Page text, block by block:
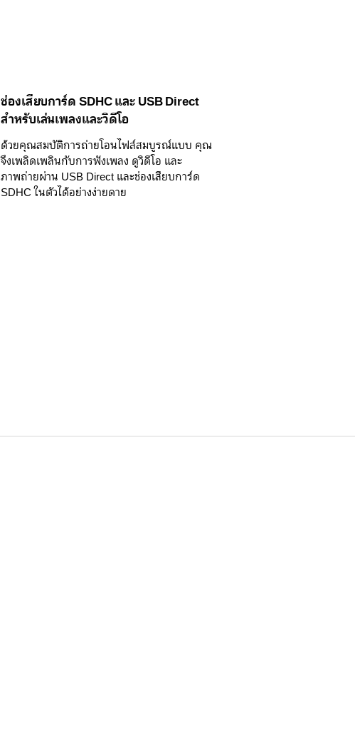
ช่องเสียบการ์ด SDHC และ USB Direct
สำหรับเล่นเพลงและวิดีโอ
ด้วยคุณสมบัติการถ่ายโอนไฟล์สมบูรณ์แบบ คุณ
จึงเพลิดเพลินกับการฟังเพลง ดูวิดีโอ และ
ภาพถ่ายผ่าน USB Direct และช่องเสียบการ์ด
SDHC ในตัวได้อย่างง่ายดาย